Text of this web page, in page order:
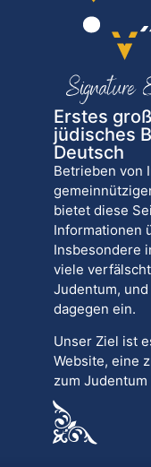
Erstes
jüdisches
Deutsch
Betrieben von
bietet diese
Informationen
Insbesondere
viele
Judentum,
dagegen ein.
Unser Ziel ist
Website, eine
zum